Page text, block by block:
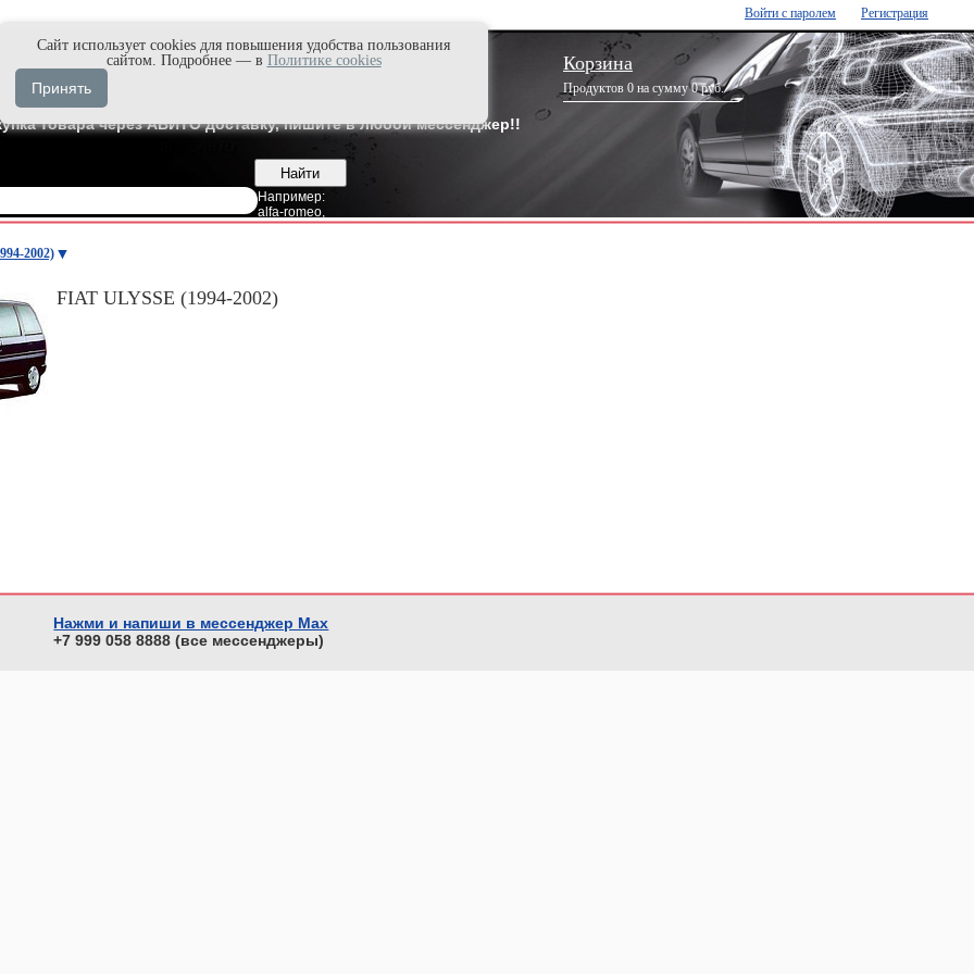
Войти с паролем Регистрация
Корзина
Продуктов 0 на сумму 0 руб.
быстро в Max'е
Владивосток
Москва
товара через АВИТО доставку, пишите в любой мессенджер!!
Например:
alfa-romeo,
2002)
FIAT ULYSSE (1994-2002)
Нажми и напиши в мессенджер Max
+7 999 058 8888 (все мессенджеры)
Cайт использует cookies для повышения удобства пользования
сайтом. Подробнее — в Политике cookies
Принять